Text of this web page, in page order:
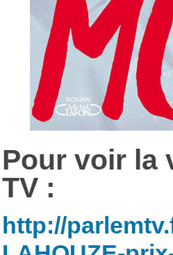
Pour voir la
TV :
http://